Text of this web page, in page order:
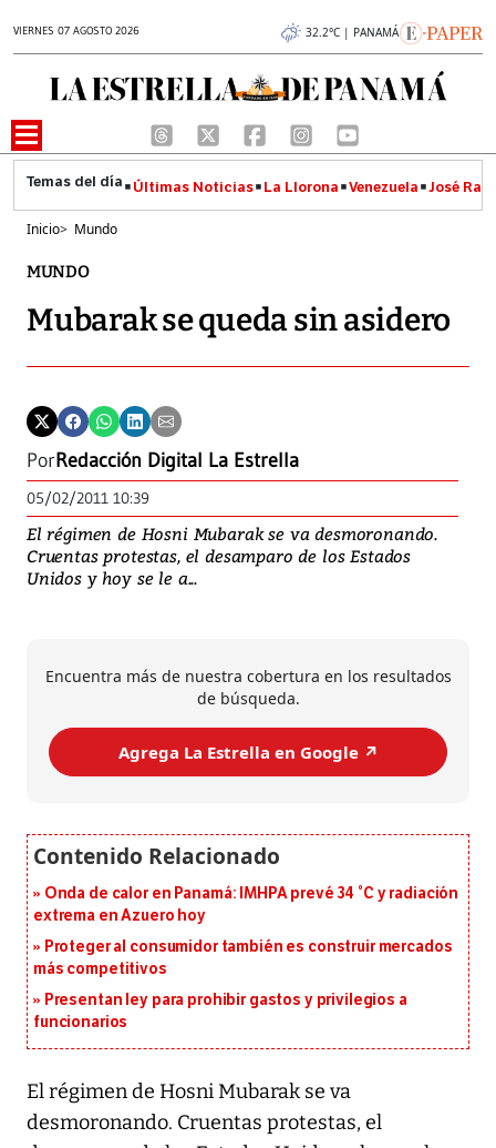
VIERNES 07 AGOSTO 2026 32.2°C | PANAMÁ
Últimas Noticias La Llorona Venezuela José
Inicio> Mundo
MUNDO
Mubarak se queda sin asidero
PorRedacción Digital La Estrella
05/02/2011 10:39
El régimen de Hosni Mubarak se va desmoronando.
Cruentas protestas, el desamparo de los Estados
Unidos y hoy se le a...
Encuentra más de nuestra cobertura en los resultados
de búsqueda.
Agrega La Estrella en Google ↗️
Onda de calor en Panamá: IMHPA prevé 34 °C y radiación
extrema en Azuero hoy
Proteger al consumidor también es construir mercados
más competitivos
Presentan ley para prohibir gastos y privilegios a
funcionarios
El régimen de Hosni Mubarak se va
desmoronando. Cruentas protestas, el